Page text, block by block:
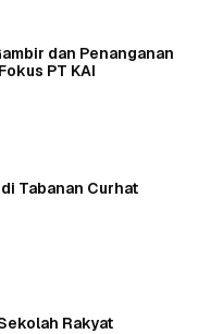
dan Penanganan
PT KAI
Tabanan Curhat
Rakyat